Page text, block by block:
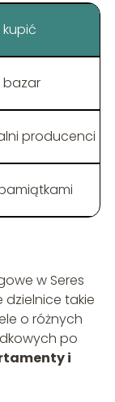
bazar
producenci
w Seres
dzielnice takie
o różnych
po
i